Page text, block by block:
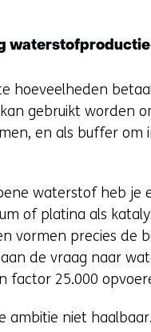
waterstofproductie
hoeveelheden
gebruikt worden
en als buffer om
waterstof heb je
of platina als
vormen precies de
de vraag naar
factor 25.000
ambitie niet